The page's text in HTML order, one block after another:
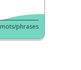
mots/phrases